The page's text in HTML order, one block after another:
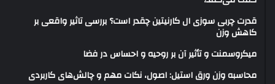
قدرت چربی سوزی ال کارنیتین چقدر است؟ بررسی تاثیر واقعی بر
کاهش وزن
میکروسمنت و تأثیر آن بر روحیه و احساس در فضا
محاسبه وزن ورق استیل: اصول، نکات مهم و چالش‌های کاربردی